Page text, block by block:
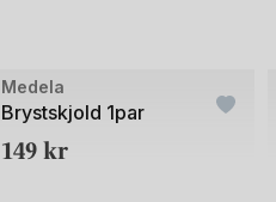
Bilde
av
Medela
Brystskjold 1par
149kr